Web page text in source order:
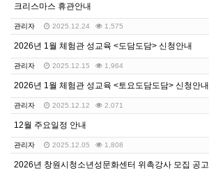
크리스마스 휴관안내
관리자 2025.12.24 1,575
2026년 1월 체험관 성교육 <도담도담> 신청안내
관리자 2025.12.15 1,964
2026년 1월 체험관 성교육 <토요도담도담> 신청안내
관리자 2025.12.12 2,071
12월 주요일정 안내
관리자 2025.12.05 1,808
2026년 창원시청소년성문화센터 위촉강사 모집 공고